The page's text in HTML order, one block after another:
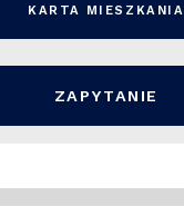
KARTA MIESZKANIA
ZAPYTANIE